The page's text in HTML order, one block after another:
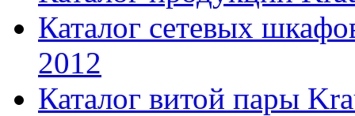
Каталог сетевых
2012
Каталог витой пары